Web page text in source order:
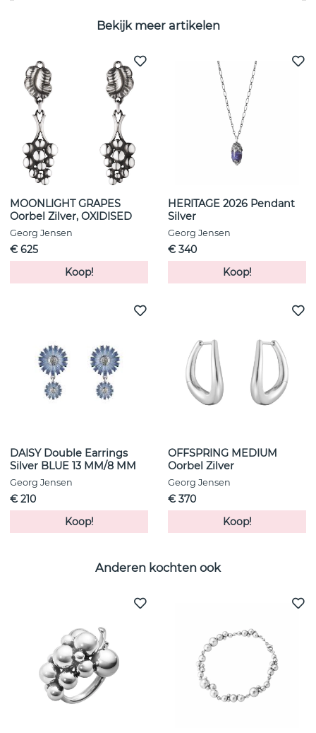
Bekijk meer artikelen
MOONLIGHT GRAPES
Oorbel Zilver, OXIDISED
Georg Jensen
€ 625
Koop!
HERITAGE 2026 Pendant
Silver
Georg Jensen
€ 340
Koop!
DAISY Double Earrings
Silver BLUE 13 MM/8 MM
Georg Jensen
€ 210
Koop!
OFFSPRING MEDIUM
Oorbel Zilver
Georg Jensen
€ 370
Koop!
Anderen kochten ook